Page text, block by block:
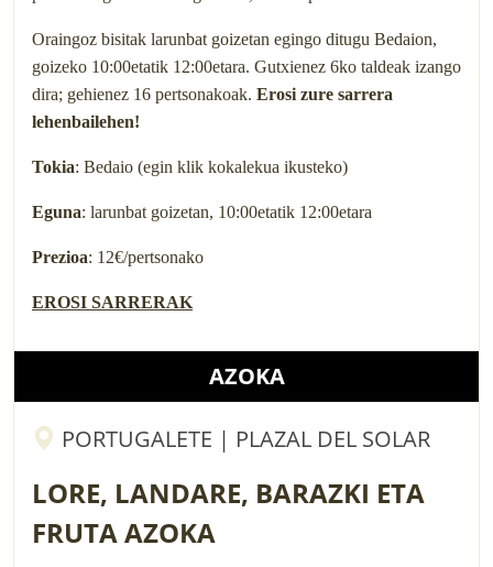
Oraingoz bisitak larunbat goizetan egingo ditugu Bedaion,
goizeko 10:00etatik 12:00etara. Gutxienez 6ko taldeak izango
dira; gehienez 16 pertsonakoak. Erosi zure sarrera
lehenbailehen!
Tokia: Bedaio (egin klik kokalekua ikusteko)
Eguna: larunbat goizetan, 10:00etatik 12:00etara
Prezioa: 12€/pertsonako
EROSI SARRERAK
AZOKA
PORTUGALETE | PLAZAL DEL SOLAR
LORE, LANDARE, BARAZKI ETA
FRUTA AZOKA